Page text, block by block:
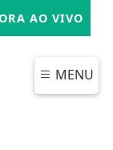
AO VIVO
MENU